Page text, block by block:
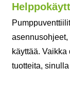
käyttää.
tuotteita,